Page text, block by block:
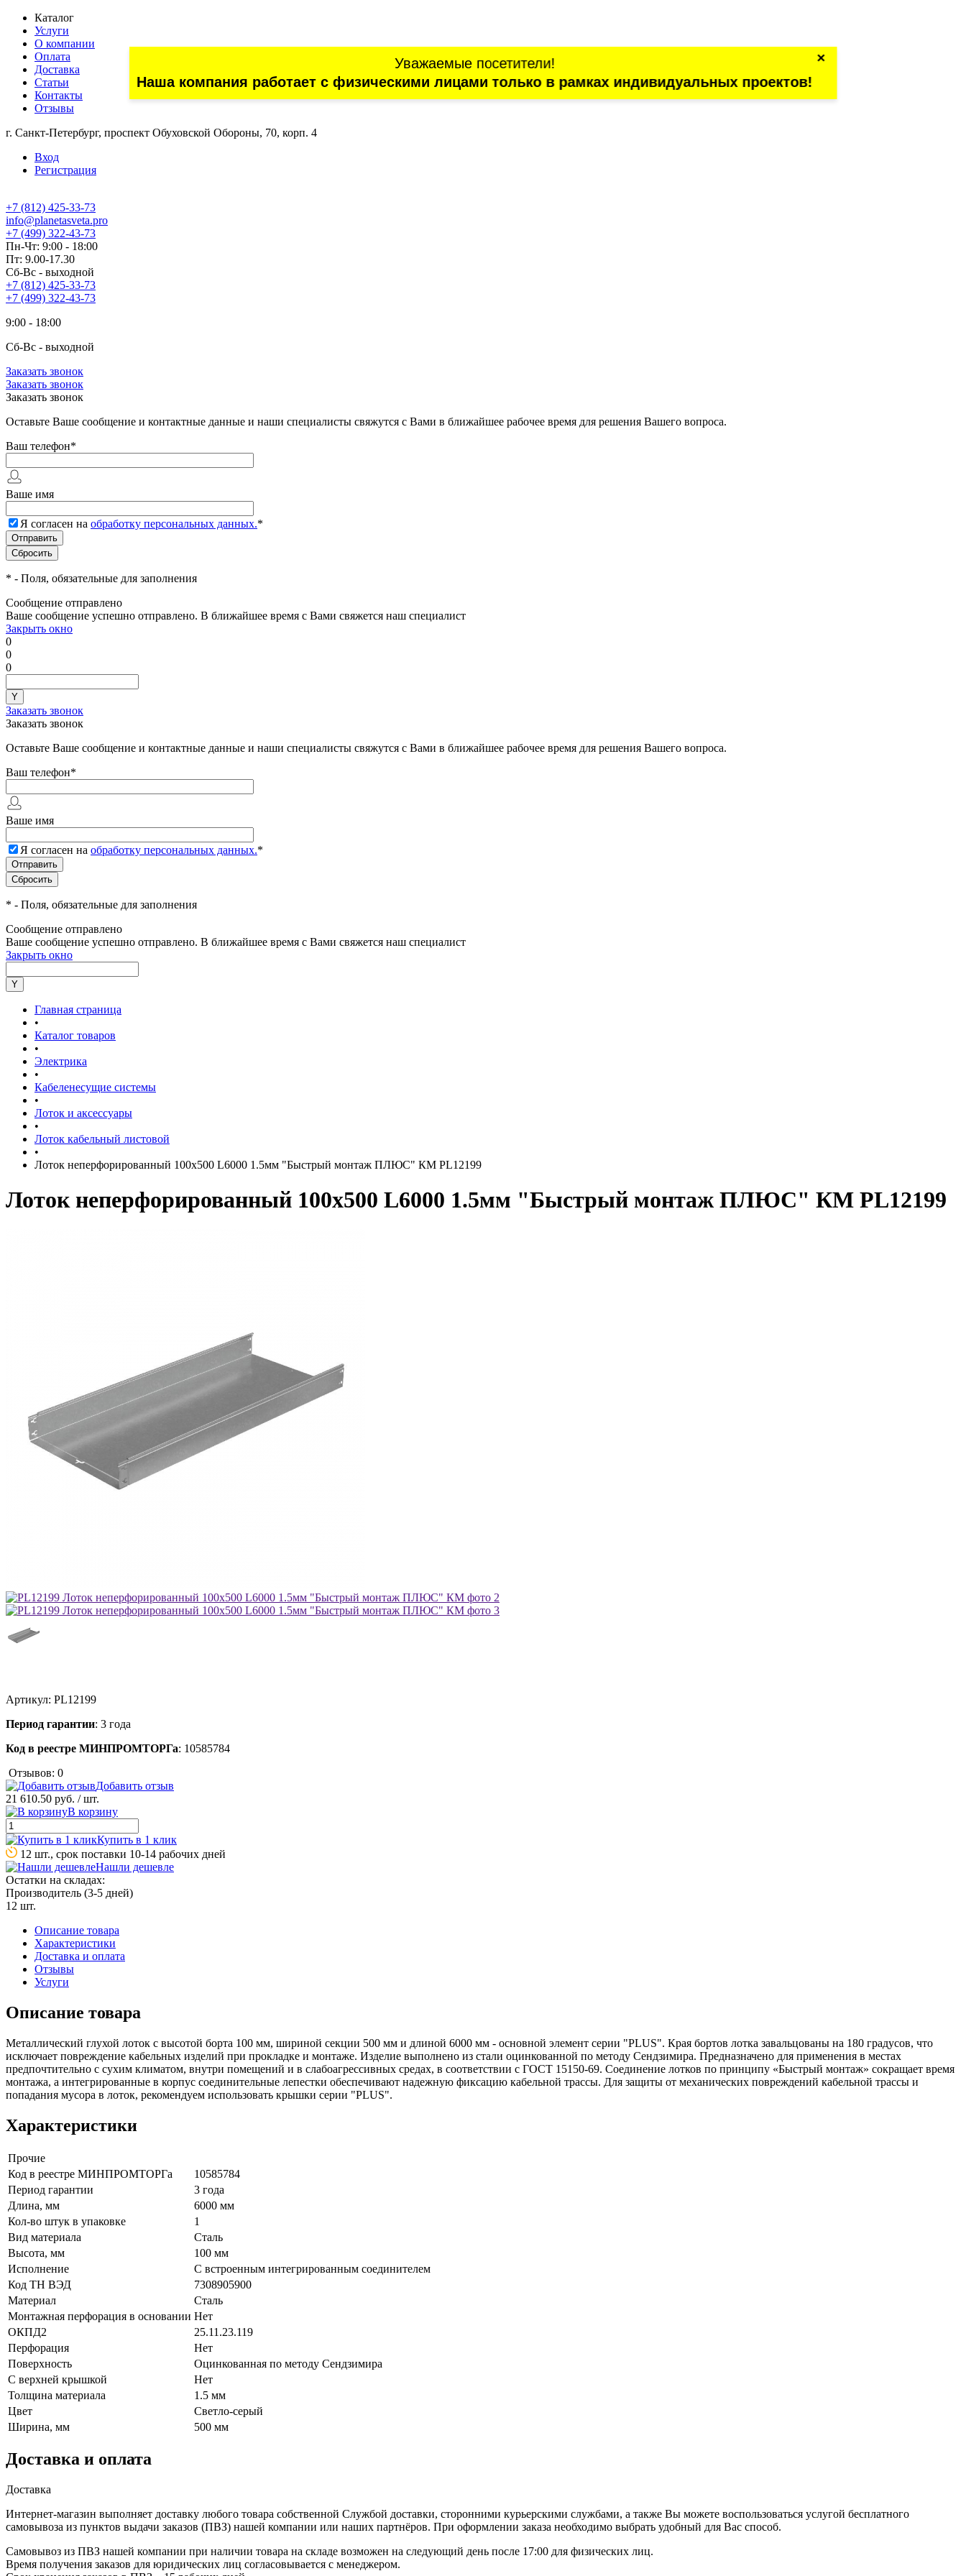
Каталог
Услуги
О компании
Оплата
Доставка
Статьи
Контакты
Отзывы
г. Санкт-Петербург, проспект Обуховской Обороны, 70, корп. 4
Вход
Регистрация
+7 (812) 425-33-73
Уважаемые посетители!
Наша компания работает с физическими лицами только в рамках индивидуальных проектов!
×
info@planetasveta.pro
+7 (499) 322-43-73
Пн-Чт: 9:00 - 18:00
Пт: 9.00-17.30
Сб-Вс - выходной
+7 (812) 425-33-73
+7 (499) 322-43-73
9:00 - 18:00
Сб-Вс - выходной
Заказать звонок
Заказать звонок
Заказать звонок
Оставьте Ваше сообщение и контактные данные и наши специалисты свяжутся с Вами в ближайшее рабочее время для решения Вашего вопроса.
Ваш телефон*
Ваше имя
Я согласен на обработку персональных данных.*
* - Поля, обязательные для заполнения
Сообщение отправлено
Ваше сообщение успешно отправлено. В ближайшее время с Вами свяжется наш специалист
Закрыть окно
0
0
0
Заказать звонок
Заказать звонок
Оставьте Ваше сообщение и контактные данные и наши специалисты свяжутся с Вами в ближайшее рабочее время для решения Вашего вопроса.
Ваш телефон*
Ваше имя
Я согласен на обработку персональных данных.*
* - Поля, обязательные для заполнения
Сообщение отправлено
Ваше сообщение успешно отправлено. В ближайшее время с Вами свяжется наш специалист
Закрыть окно
Главная страница
•
Каталог товаров
•
Электрика
•
Кабеленесущие системы
•
Лоток и аксессуары
•
Лоток кабельный листовой
•
Лоток неперфорированный 100х500 L6000 1.5мм "Быстрый монтаж ПЛЮС" КМ PL12199
Лоток неперфорированный 100х500 L6000 1.5мм "Быстрый монтаж ПЛЮС" КМ PL12199
Артикул: PL12199
Период гарантии: 3 года
Код в реестре МИНПРОМТОРГа: 10585784
Отзывов: 0
Добавить отзыв
21 610.50 руб. / шт.
В корзину
Купить в 1 клик
12 шт., срок поставки 10-14 рабочих дней
Нашли дешевле
Остатки на складах:
Производитель (3-5 дней)
12 шт.
Описание товара
Характеристики
Доставка и оплата
Отзывы
Услуги
Описание товара
Металличеcкий глухой лоток с высотой борта 100 мм, шириной секции 500 мм и длиной 6000 мм - основной элемент серии "PLUS". Края бортов лотка завальцованы на 180 градусов, что
исключает повреждение кабельных изделий при прокладке и монтаже. Изделие выполнено из стали оцинкованной по методу Сендзимира. Предназначено для применения в местах
предпочтительно с сухим климатом, внутри помещений и в слабоагрессивных средах, в соответствии с ГОСТ 15150-69. Соединение лотков по принципу «Быстрый монтаж» сокращает время
монтажа, а интегрированные в корпус соединительные лепестки обеспечивают надежную фиксацию кабельной трассы. Для защиты от механических повреждений кабельной трассы и
попадания мусора в лоток, рекомендуем использовать крышки серии "PLUS".
Характеристики
Прочие
Код в реестре МИНПРОМТОРГа
10585784
Период гарантии
3 года
Длина, мм
6000 мм
Кол-во штук в упаковке
1
Вид материала
Сталь
Высота, мм
100 мм
Исполнение
С встроенным интегрированным соединителем
Код ТН ВЭД
7308905900
Материал
Сталь
Монтажная перфорация в основании Нет
ОКПД2
25.11.23.119
Перфорация
Нет
Поверхность
Оцинкованная по методу Сендзимира
С верхней крышкой
Нет
Толщина материала
1.5 мм
Цвет
Светло-серый
Ширина, мм
500 мм
Доставка и оплата
Доставка
Интернет-магазин выполняет доставку любого товара собственной Службой доставки, сторонними курьерскими службами, а также Вы можете воспользоваться услугой бесплатного
самовывоза из пунктов выдачи заказов (ПВЗ) нашей компании или наших партнёров. При оформлении заказа необходимо выбрать удобный для Вас способ.
Самовывоз из ПВЗ нашей компании при наличии товара на складе возможен на следующий день после 17:00 для физических лиц.
Время получения заказов для юридических лиц согласовывается с менеджером.